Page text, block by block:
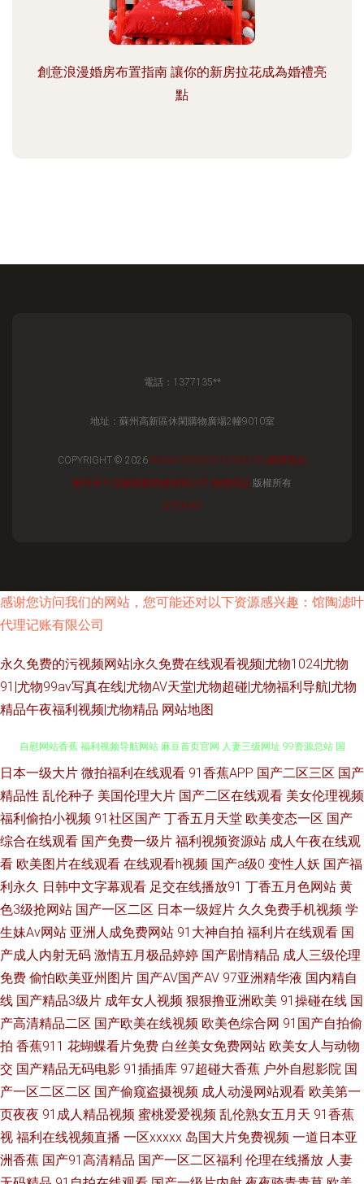
創意浪漫婚房布置指南 讓你的新房拉花成為婚禮亮
點
電話：1377135**
地址：蘇州高新區休閑購物廣場2幢9010室
COPYRIGHT © 2026 WWW.COSCONT.COM.CN 婚禮用品
蘇州米子花嫁婚慶禮儀有限公司 婚禮用品 版權所有
SITEMAP
感谢您访问我们的网站，您可能还对以下资源感兴趣：馆陶滤叶
代理记账有限公司
永久免费的污视频网站|永久免费在线观看视频|尤物1024|尤物
91|尤物99av写真在线|尤物AV天堂|尤物超碰|尤物福利导航|尤物
精品午夜福利视频|尤物精品 网站地图
国内熟女视频 99超碰大香蕉 ab片免费观看 www操C〇M 国产网址一区 成人
自慰网站香蕉 福利视频导航网站 麻豆首页官网 人妻三级网址 99资源总站 国
逼片 狼友深夜福利 日本韩国颜射 午夜影院色 无码视频一二三区 日韩轮理
91大神3p 97人妻碰碰碰 国产av性爱网 久久草超碰 日韩无码观 午夜影院
6018 69欧美 AV淘宝久久 三级网做爱 国产视频第20页 人人操热超碰 天天综
合色图 成人AV资源站 欧美A片视频 91先生大战琪琪 精品国产乱码久久 欧美
午夜激情影院 午夜国产福利看片 3级片第一页 97人人爽 欧美一区二区蜜桃
91做爱视频 AV大香蕉 91小視頻 韩日欧美好看剧 欧美曰曰 欧美性交综合网
站 久久国产精品四虎 黄色福利导航 大香蕉精品国 亚洲色图导航 97超碰免费
公开 肏屄论坛 韩国激情视频网站 蜜臀网站91 97人人 国产精品九九的 久久
日本一级大片 微拍福利在线观看 91香蕉APP 国产二区三区 国产
精品性 乱伦种子 美国伦理大片 国产二区在线观看 美女伦理视频
福利偷拍小视频 91社区国产 丁香五月天堂 欧美变态一区 国产
综合在线观看 国产免费一级片 福利视频资源站 成人午夜在线观
看 欧美图片在线观看 在线观看h视频 国产a级0 变性人妖 国产福
利永久 日韩中文字幕观看 足交在线播放91 丁香五月色网站 黄
色3级抢网站 国产一区二区 日本一级婬片 久久免费手机视频 学
生妹Av网站 亚洲人成免费网站 91大神自拍 福利片在线观看 国
产成人内射无码 激情五月极品婷婷 国产剧情精品 成人三级伦理
免费 偷怕欧美亚州图片 国产AV国产AV 97亚洲精华液 国内精自
线 国产精品3级片 成年女人视频 狠狠撸亚洲欧美 91操碰在线 国
产高清精品二区 国产欧美在线视频 欧美色综合网 91国产自拍偷
拍 香蕉911 花蝴蝶看片免费 白丝美女免费网站 欧美女人与动物
交 国产精品无码电影 91插插库 97超碰大香蕉 户外自慰影院 国
产一区二区二区 国产偷窥盗摄视频 成人动漫网站观看 欧美第一
页夜夜 91成人精品视频 蜜桃爱爱视频 乱伦熟女五月天 91香蕉
视 福利在线视频直播 一区xxxxx 岛国大片免费视频 一道日本亚
洲香蕉 国产91高清精品 国产一区二区福利 伦理在线播放 人妻